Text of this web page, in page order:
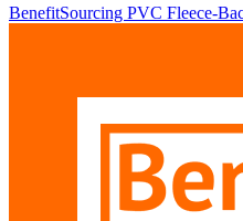
BenefitSourcing PVC Fleece-